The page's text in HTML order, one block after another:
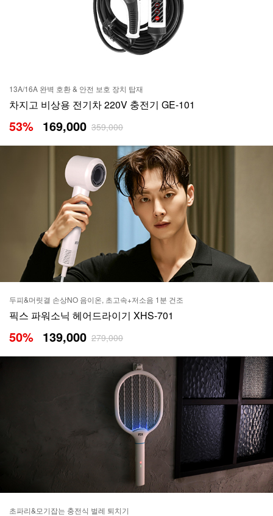
13A/16A 완벽 호환 & 안전 보호 장치 탑재
차지고 비상용 전기차 220V 충전기 GE-101
53% 169,000 359,000
두피&머릿결 손상NO 음이온, 초고속+저소음 1분 건조
픽스 파워소닉 헤어드라이기 XHS-701
50% 139,000 279,000
초파리&모기잡는 충전식 벌레 퇴치기